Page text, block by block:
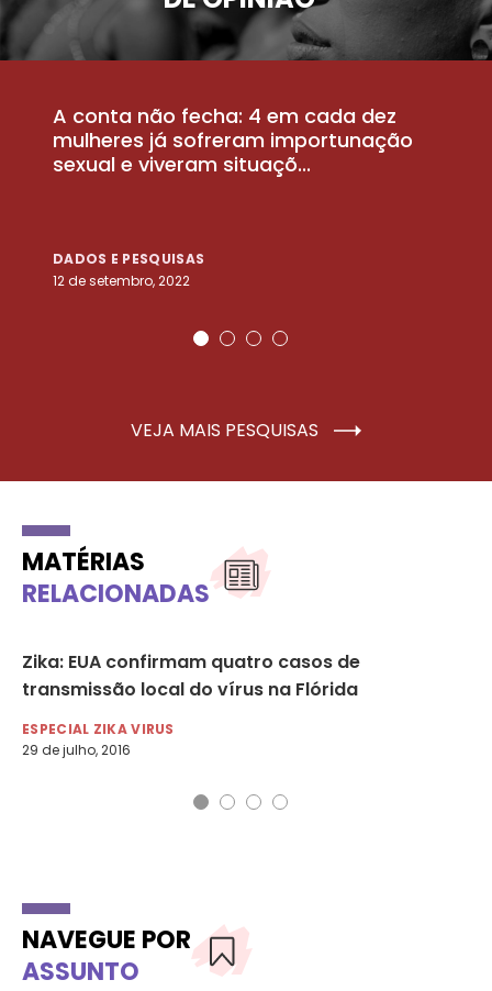
A conta não fecha: 4 em cada dez
mulheres já sofreram importunação
sexual e viveram situaçõ...
DADOS E PESQUISAS
12 de setembro, 2022
VEJA MAIS PESQUISAS
MATÉRIAS
RELACIONADAS
Zika: EUA confirmam quatro casos de
transmissão local do vírus na Flórida
ESPECIAL ZIKA VIRUS
29 de julho, 2016
NAVEGUE POR
ASSUNTO